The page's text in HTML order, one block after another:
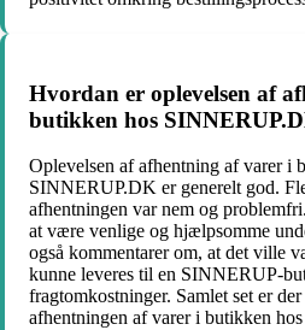
Hvordan er oplevelsen af
butikken hos
Oplevelsen af afhentning af varer i
SINNERUP.DK er generelt god.
afhentningen var nem og
at være venlige og hjælpsomme
også kommentarer om, at det ville
kunne leveres til en SINNERUP-
fragtomkostninger. Samlet set er
afhentningen af varer i butikken